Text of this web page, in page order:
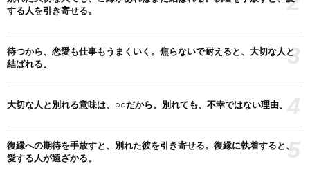
する人を引き寄せる。
待つから、恋愛も仕事もうまくいく。焦らないで耐えると、大切な人と
結ばれる。
3
大切な人と別れる意味は、○○だから。別れても、不幸ではない理由。 4
復縁への期待を手放すと、別れた彼を引き寄せる。復縁に執着すると、
愛する人が遠ざかる。
5